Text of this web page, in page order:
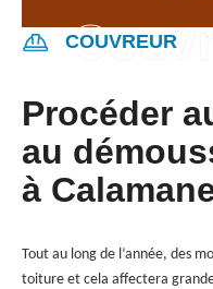
COUVREUR
Procéder
au
à
Tout au long de l’année, des
toiture et cela affectera